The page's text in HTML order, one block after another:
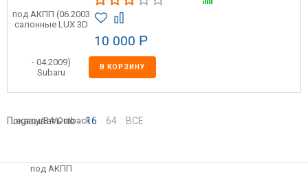
10 000 Р
В КОРЗИНУ
Показывать по: 16 64 ВСЕ